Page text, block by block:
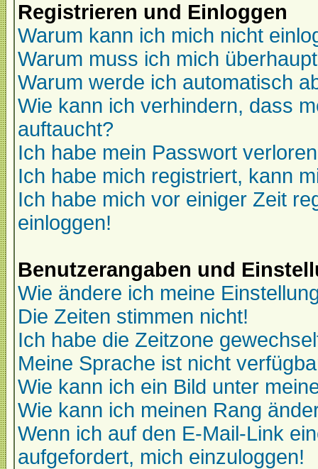
Registrieren und Einloggen
Warum kann ich mich nicht
Warum muss ich mich
Warum werde ich automatisch
Wie kann ich verhindern, dass
auftaucht?
Ich habe mein Passwort
Ich habe mich registriert, kann
Ich habe mich vor einiger Zeit
einloggen!
Benutzerangaben und
Wie ändere ich meine
Die Zeiten stimmen nicht!
Ich habe die Zeitzone
Meine Sprache ist nicht
Wie kann ich ein Bild unter
Wie kann ich meinen Rang
Wenn ich auf den E-Mail-Link
aufgefordert, mich einzuloggen!